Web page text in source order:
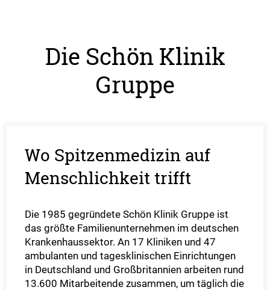
Die Schön Klinik
Gruppe
Wo Spitzenmedizin auf
Menschlichkeit trifft
Die 1985 gegründete Schön Klinik Gruppe ist
das größte Familienunternehmen im deutschen
Krankenhaussektor. An 17 Kliniken und 47
ambulanten und tagesklinischen Einrichtungen
in Deutschland und Großbritannien arbeiten rund
13.600 Mitarbeitende zusammen, um täglich die